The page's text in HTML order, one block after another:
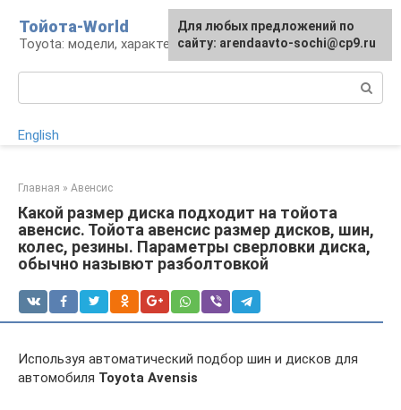
контенту
Тойота-World
Toyota: модели, характеристики, проблемы
English
Главная » Авенсис
Какой размер диска подходит на тойота
авенсис. Тойота авенсис размер дисков, шин,
колес, резины. Параметры сверловки диска,
обычно назывют разболтовкой
Используя автоматический подбор шин и дисков для
автомобиля Toyota Avensis
Для любых предложений по
сайту: arendaavto-sochi@cp9.ru